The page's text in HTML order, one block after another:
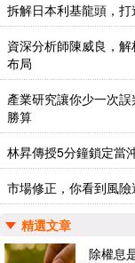
拆解日本利基龍頭，
資深分析師陳威良，
布局
產業研究讓你少一次
勝算
林昇傳授5分鐘鎖定當
市場修正，你看到風險
精選文章
除權息